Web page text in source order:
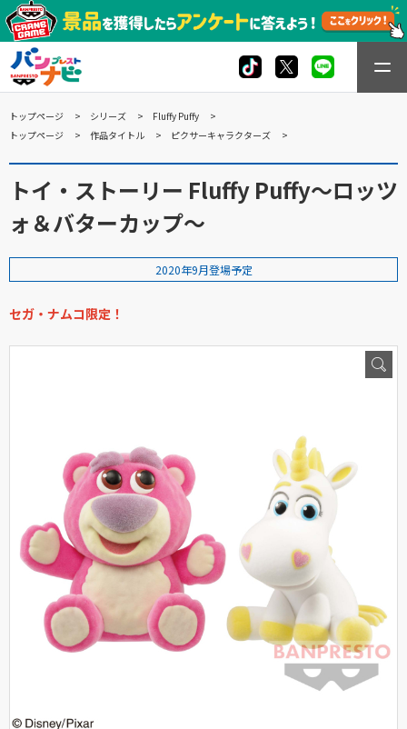
トップページ シリーズ
Fluffy Puffy
トップページ
作品タイトル ピクサーキャラクターズ
トイ・ストーリー Fluffy Puffy～ロッツ
ォ＆バターカップ～
2020年9月登場予定
セガ・ナムコ限定！